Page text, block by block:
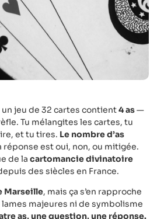
jeu de 32 cartes contient4 as—
Tu mélangites les cartes, tu
et tu tires. Le nombre d’as
est oui, non, ou mitigée.
de la cartomancie divinatoire
des siècles en France.
Marseille, mais ça s’en rapproche
lames majeures ni de symbolisme
as, une question, une réponse.